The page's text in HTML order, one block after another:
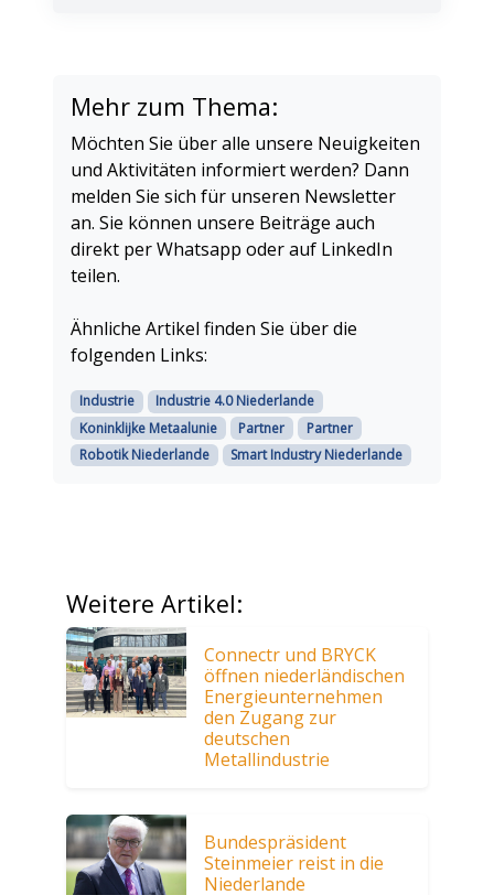
Mehr zum Thema:
Möchten Sie über alle unsere Neuigkeiten
und Aktivitäten informiert werden? Dann
melden Sie sich für unseren Newsletter
an. Sie können unsere Beiträge auch
direkt per Whatsapp oder auf LinkedIn
teilen.
Ähnliche Artikel finden Sie über die
folgenden Links:
Industrie
Industrie 4.0 Niederlande
Koninklijke Metaalunie
Partner
Partner
Robotik Niederlande
Smart Industry Niederlande
Weitere Artikel:
Connectr und BRYCK
öffnen niederländischen
Energieunternehmen
den Zugang zur
deutschen
Metallindustrie
Bundespräsident
Steinmeier reist in die
Niederlande